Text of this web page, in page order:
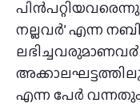
നല്ലവര്‍’ എന്ന നബി ﷺ യുടെ പ്രത്യേക അംഗീകാരം
എന്ന പേർ